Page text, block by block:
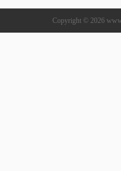
Copyright © 2026